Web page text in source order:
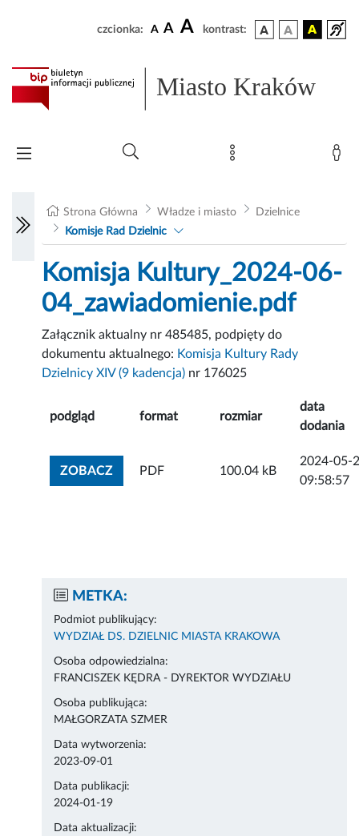
czcionka: A A A kontrast:
Miasto Kraków
Strona Główna Władze i miasto
Dzielnice
Komisje Rad Dzielnic
Komisja Kultury_2024-06-
04_zawiadomienie.pdf
Załącznik aktualny nr 485485, podpięty do
dokumentu aktualnego: Komisja Kultury Rady
Dzielnicy XIV (9 kadencja) nr 176025
podgląd format rozmiar
data
dodania
ZOBACZZOBACZ ZAŁĄCZNIK
PDF 100.04 kB
2024-05-
09:58:57
METKA:
Podmiot publikujący:
WYDZIAŁ DS. DZIELNIC MIASTA KRAKOWA
Osoba odpowiedzialna:
FRANCISZEK KĘDRA - DYREKTOR WYDZIAŁU
Osoba publikująca:
MAŁGORZATA SZMER
Data wytworzenia:
2023-09-01
Data publikacji:
2024-01-19
Data aktualizacji: